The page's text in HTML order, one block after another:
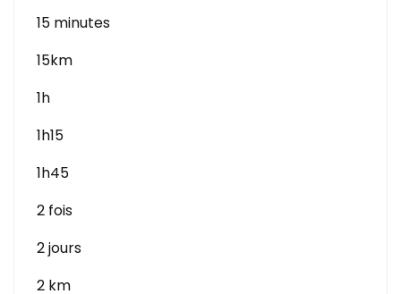
15 minutes
15km
1h
1h15
1h45
2 fois
2 jours
2 km